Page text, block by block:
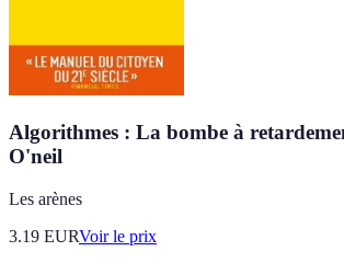
Algorithmes : La bombe à
O'neil
Les arènes
3.19 EURVoir le prix